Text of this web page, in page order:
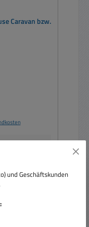
und Geschäftskunden